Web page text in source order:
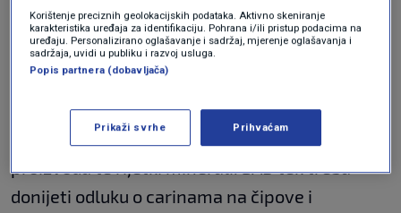
ostaju na 50 posto, ali bi se kasnije trebale
smanjiti i zamijeniti kvotama za uvoz.
Zanimljivo, neće se cariniti zrakoplovi i dijelovi
za njih, kemijski proizvodi, generički lijekovi,
oprema za poluvodiče, dio poljoprivrednih
proizvoda te rijetki minerali. SAD tek treba
donijeti odluku o carinama na čipove i
Korištenje preciznih geolokacijskih podataka. Aktivno skeniranje
karakteristika uređaja za identifikaciju. Pohrana i/ili pristup podacima na
uređaju. Personalizirano oglašavanje i sadržaj, mjerenje oglašavanja i
sadržaja, uvidi u publiku i razvoj usluga.
Popis partnera (dobavljača)
Prikaži svrhe Prihvaćam